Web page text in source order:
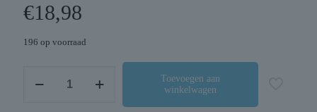
€18,98
196 op voorraad
Toevoegen aan
winkelwagen